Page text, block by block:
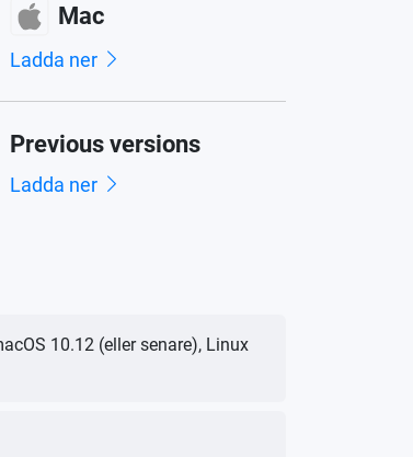
Mac
Ladda ner
Previous versions
Ladda ner
10.12 (eller senare), Linux